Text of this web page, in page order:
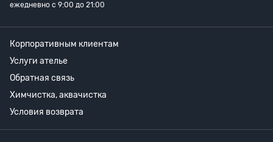
ежедневно с 9:00 до 21:00
Корпоративным клиентам
Услуги ателье
Обратная связь
Химчистка, аквачистка
Условия возврата